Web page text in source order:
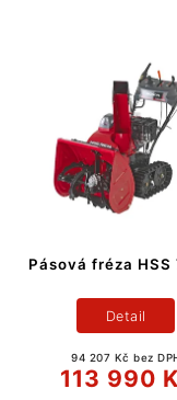
Pásová fréza HSS
94 207 Kč bez
113 990
Detail